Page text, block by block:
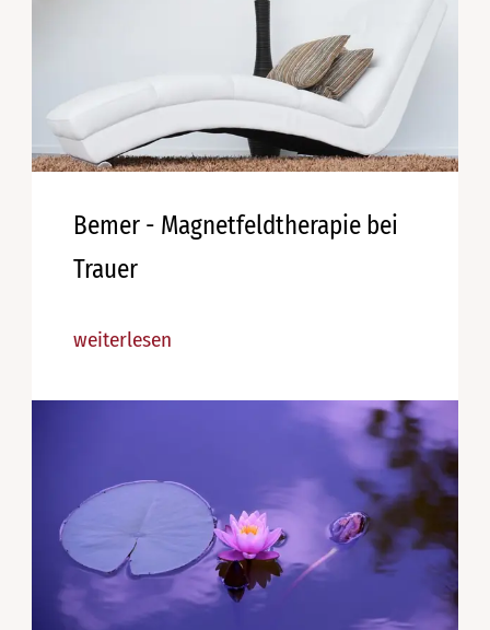
Bemer - Magnetfeldtherapie bei
Trauer
weiterlesen